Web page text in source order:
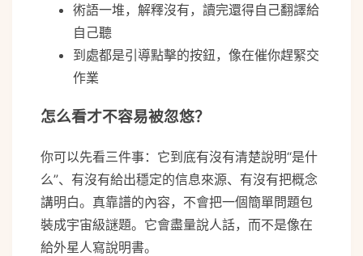
術語一堆，解釋沒有，讀完還得自己翻譯給
自己聽
到處都是引導點擊的按鈕，像在催你趕緊交
作業
怎么看才不容易被忽悠？
你可以先看三件事：它到底有沒有清楚說明“是什
么”、有沒有給出穩定的信息來源、有沒有把概念
講明白。真靠譜的內容，不會把一個簡單問題包
裝成宇宙級謎題。它會盡量說人話，而不是像在
給外星人寫說明書。